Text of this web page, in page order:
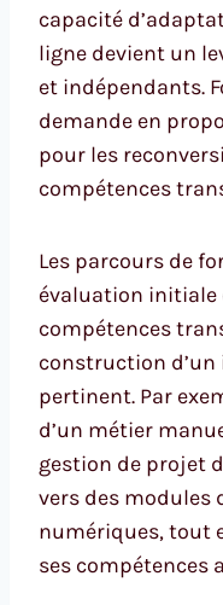
capacité
ligne devient un
et indépendants.
demande en
pour les
compétences
Les parcours de
évaluation
compétences
construction
pertinent. Par
d’un métier
gestion de projet
vers des modules
numériques, tout
ses compétences